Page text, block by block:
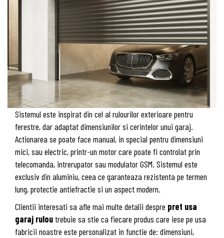
Sistemul este inspirat din cel al rulourilor exterioare pentru
ferestre, dar adaptat dimensiunilor si cerintelor unui garaj.
Actionarea se poate face manual, in special pentru dimensiuni
mici, sau electric, printr-un motor care poate fi controlat prin
telecomanda, intrerupator sau modulator GSM. Sistemul este
exclusiv din aluminiu, ceea ce garanteaza rezistenta pe termen
lung, protectie antiefractie si un aspect modern.
Clientii interesati sa afle mai multe detalii despre pret usa
garaj ruloutrebuie sa stie ca fiecare produs care iese pe usa
fabricii noastre este personalizat in functie de: dimensiuni,